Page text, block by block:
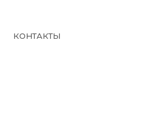
КОНТАКТЫ